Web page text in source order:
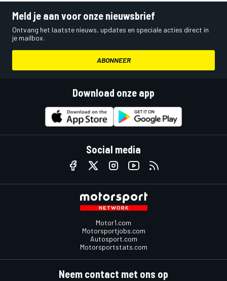
Meld je aan voor onze nieuwsbrief
Ontvang het laatste nieuws, updates en speciale acties direct in
je mailbox.
ABONNEER
Download onze app
Social media
Motor1.com
Motorsportjobs.com
Autosport.com
Motorsportstats.com
Neem contact met ons op